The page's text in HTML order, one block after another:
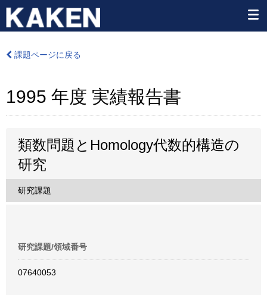
課題ページに戻る
1995 年度 実績報告書
類数問題とHomology代数的構造の
研究
研究課題
研究課題/領域番号
07640053